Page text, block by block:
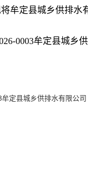
牟定县城乡供排水
0003牟定县城乡
定县城乡供排水有限公